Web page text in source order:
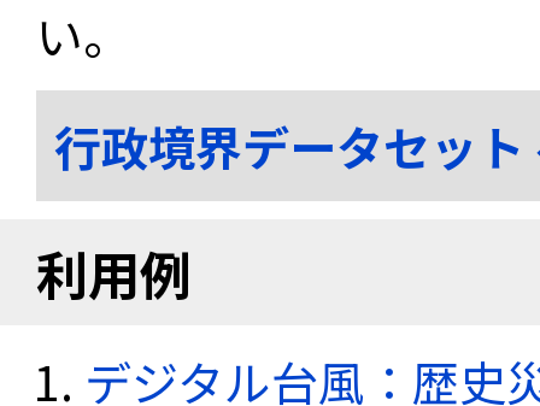
い。
行政境界データセッ
利用例
デジタル台風：歴史